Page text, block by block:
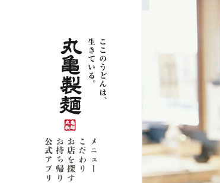
メニュー
こだわり
お店を探す
お持ち帰り
公式アプリ